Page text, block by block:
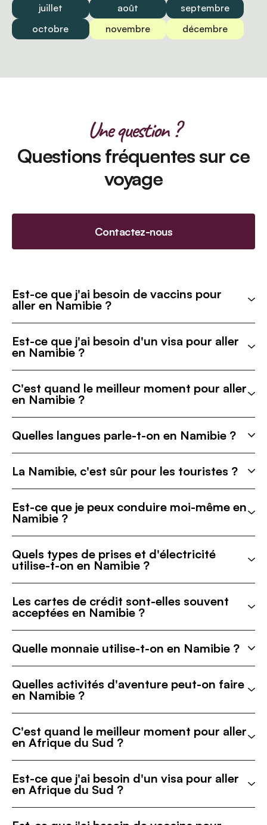
juillet
août
septembre
octobre
novembre décembre
Une question ?
Questions fréquentes sur ce
voyage
Contactez-nous
Est-ce que j'ai besoin de vaccins pour
aller en Namibie ?
Est-ce que j'ai besoin d'un visa pour aller
en Namibie ?
C'est quand le meilleur moment pour aller
en Namibie ?
Quelles langues parle-t-on en Namibie ?
La Namibie, c'est sûr pour les touristes ?
Est-ce que je peux conduire moi-même en
Namibie ?
Quels types de prises et d'électricité
utilise-t-on en Namibie ?
Les cartes de crédit sont-elles souvent
acceptées en Namibie ?
Quelle monnaie utilise-t-on en Namibie ?
Quelles activités d'aventure peut-on faire
en Namibie ?
C'est quand le meilleur moment pour aller
en Afrique du Sud ?
Est-ce que j'ai besoin d'un visa pour aller
en Afrique du Sud ?